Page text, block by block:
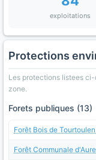
exploitations
Protections
Les protections listees
zone.
Forets publiques (13)
Forêt Bois de
Forêt Communale